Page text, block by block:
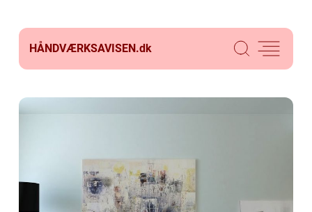
HÅNDVÆRKSAVISEN.dk